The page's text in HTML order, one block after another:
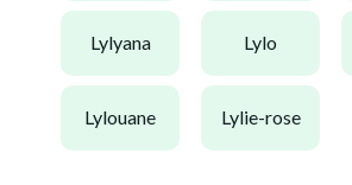
lylyana lylo
lylouane lylie-rose